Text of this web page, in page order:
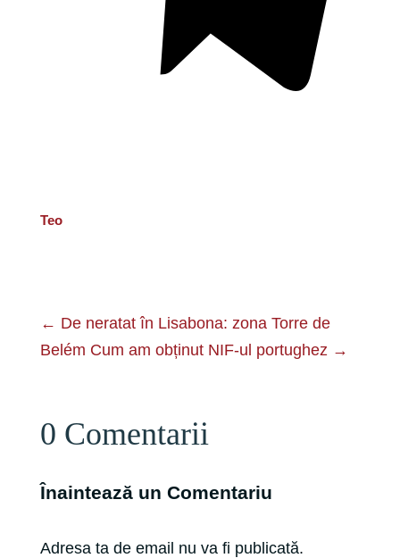
Teo
← De neratat în Lisabona: zona Torre de
Belém Cum am obținut NIF-ul portughez →
0 Comentarii
Înaintează un Comentariu
Adresa ta de email nu va fi publicată.